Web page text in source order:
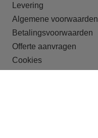
Levering
Algemene voorwaarden
Betalingsvoorwaarden
Offerte aanvragen
Cookies